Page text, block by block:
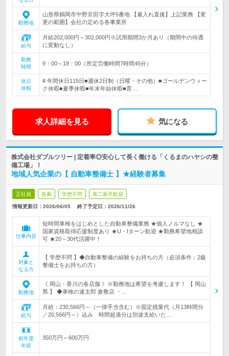
勤務地
山形県鶴岡市中野京田字大坪5番地 【雇入れ直後】上記業務 【変
更の範囲】会社の定める各事業所
給与
月給202,000円～302,000円※試用期間3か月あり（期間中の待遇
に変動なし）
勤務
時間
9：00～18：00（所定労働時間7時間45分）
休日
休暇
# 年間休日115日■週休2日制（日曜・その他）■ゴールデンウィー
ク休暇■夏季休暇■年末年始休暇■育…
求人詳細を見る 気になる
株式会社ダブルツリー | 定着率◎安心して長く働ける「くるまのハヤシの整
備工場」！
地域人気企業の【 自動車整備士 】★経験者募集
正社員 急募 学歴不問 第二新卒歓迎
情報更新日：2026/06/05 終了予定日： 2026/11/26
仕事内容
短時間車検をはじめとした自動車整備業務 ★個人ノルマなし ★
国家資格取得応援制度あり ★U・Iターン歓迎 ★勤務希望地相談
可 ★20～30代活躍中！
対象と
なる方
【 学歴不問 】◆自動車整備の経験をお持ちの方（必須条件：2級
整備士をお持ちの方）
勤務地
《 岡山・香川の各店舗 》※勤務地は希望を考慮します！ 【 岡山
県 】 ◆車検の速太郎 倉敷店 ・…
給与
月給：230,566円～（一律手当含む）※固定残業代（月13時間分
／20,566円～）込み 時間超過分は別途支給いた…
初年度
年収
350万円～600万円